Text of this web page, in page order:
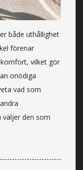
både uthållighet
förenar
vilket gör
onödiga
vad som
väljer den som